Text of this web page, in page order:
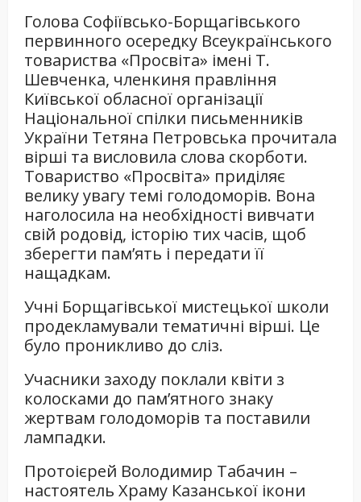
Голова Софіївсько-Борщагівського
первинного осередку Всеукраїнського
товариства «Просвіта» імені Т.
Шевченка, членкиня правління
Київської обласної організації
Національної спілки письменників
України Тетяна Петровська прочитала
вірші та висловила слова скорботи.
Товариство «Просвіта» приділяє
велику увагу темі голодоморів. Вона
наголосила на необхідності вивчати
свій родовід, історію тих часів, щоб
зберегти пам’ять і передати її
нащадкам.
Учні Борщагівської мистецької школи
продекламували тематичні вірші. Це
було проникливо до сліз.
Учасники заходу поклали квіти з
колосками до пам’ятного знаку
жертвам голодоморів та поставили
лампадки.
Протоієрей Володимир Табачин –
настоятель Храму Казанської ікони